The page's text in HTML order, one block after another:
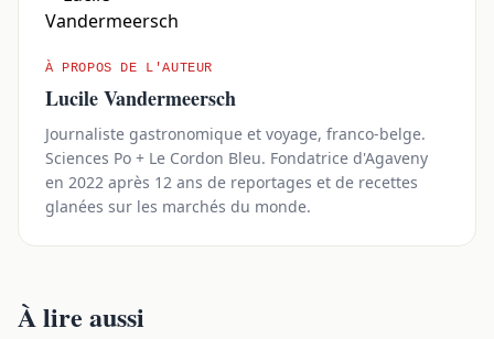
À PROPOS DE L'AUTEUR
Lucile Vandermeersch
Journaliste gastronomique et voyage, franco-belge.
Sciences Po + Le Cordon Bleu. Fondatrice d'Agaveny
en 2022 après 12 ans de reportages et de recettes
glanées sur les marchés du monde.
À lire aussi